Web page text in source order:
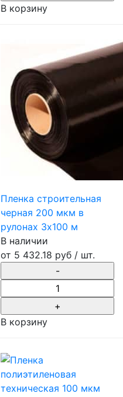
В корзину
Пленка строительная
черная 200 мкм в
рулонах 3х100 м
В наличии
от 5 432.18 руб / шт.
В корзину